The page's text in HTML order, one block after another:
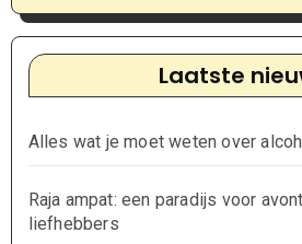
Laatste
Alles wat je moet weten over
Raja ampat: een paradijs voor
liefhebbers